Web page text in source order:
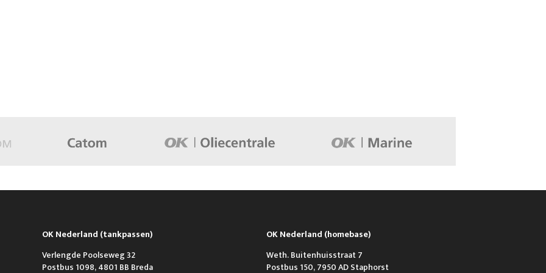
OK Nederland (tankpassen)
Verlengde Poolseweg 32
Postbus 1098, 4801 BB Breda
OK Nederland (homebase)
Weth. Buitenhuisstraat 7
Postbus 150, 7950 AD Staphorst